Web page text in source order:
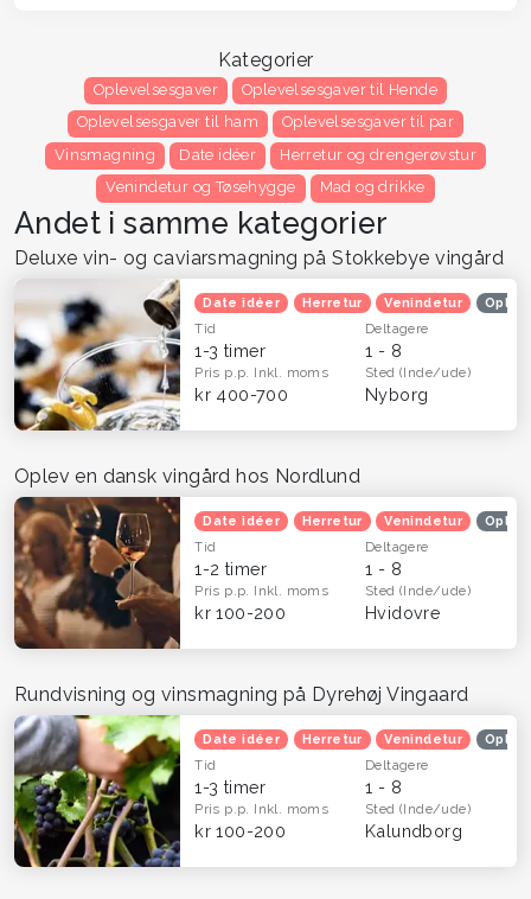
Kategorier
Oplevelsesgaver
Oplevelsesgaver til Hende
Oplevelsesgaver til ham
Oplevelsesgaver til par
Vinsmagning
Date idéer
Herretur og drengerøvstur
Venindetur og Tøsehygge
Mad og drikke
Andet i samme kategorier
Deluxe vin- og caviarsmagning på Stokkebye vingård
Date idéer Herretur Venindetur
Tid
1-3 timer
Deltagere
1 - 8
Pris p.p. Inkl. moms
kr 400-700
Sted(Inde/ude)
Nyborg
Oplev en dansk vingård hos Nordlund
Date idéer Herretur Venindetur
Tid
1-2 timer
Deltagere
1 - 8
Pris p.p. Inkl. moms
kr 100-200
Sted(Inde/ude)
Hvidovre
Rundvisning og vinsmagning på Dyrehøj Vingaard
Date idéer Herretur Venindetur
Tid
1-3 timer
Deltagere
1 - 8
Pris p.p. Inkl. moms
kr 100-200
Sted(Inde/ude)
Kalundborg